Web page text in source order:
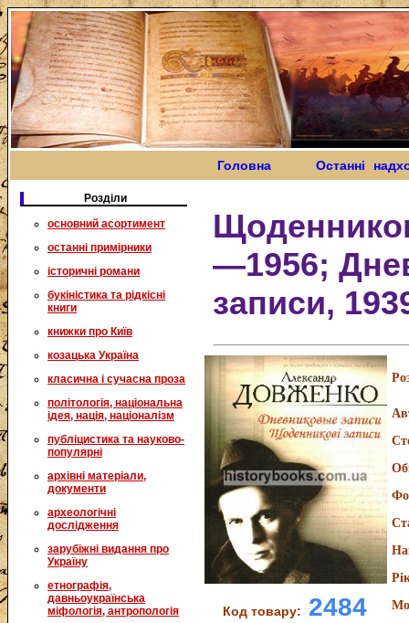
Головна Останні
Розділи
основний асортимент
останні примірники
історичні романи
букіністика та рідкісні
книги
книжки про Київ
козацька Україна
класична і сучасна проза
політологія, національна
ідея, нація, націоналізм
публіцистика та науково-
популярні
архівні матеріали,
документи
археологічні
дослідження
зарубіжні видання про
Україну
етнографія,
давньоукраїнська
міфологія, антропологія
—1956;
записи,
Код товару: 2484